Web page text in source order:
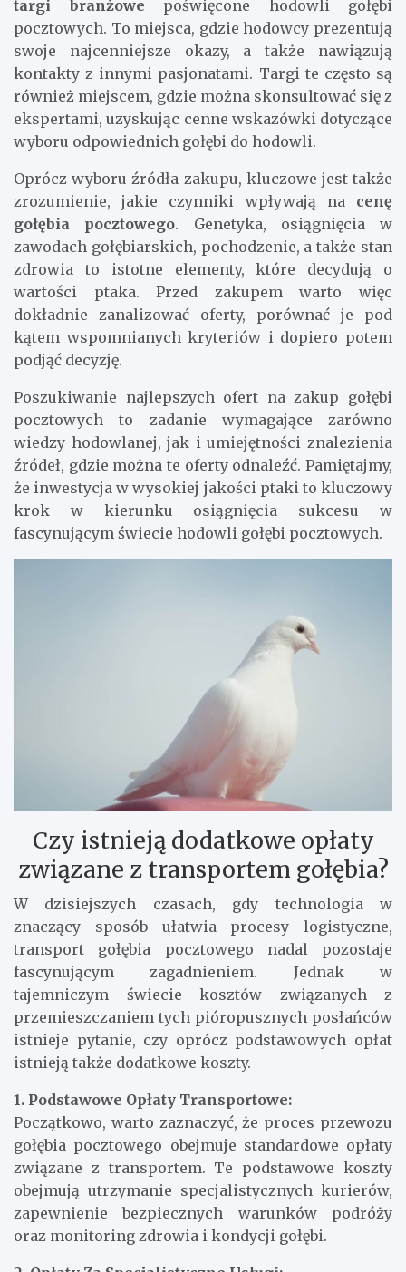
targi branżowe poświęcone hodowli gołębi
pocztowych. To miejsca, gdzie hodowcy prezentują
swoje najcenniejsze okazy, a także nawiązują
kontakty z innymi pasjonatami. Targi te często są
również miejscem, gdzie można skonsultować się z
ekspertami, uzyskując cenne wskazówki dotyczące
wyboru odpowiednich gołębi do hodowli.
Oprócz wyboru źródła zakupu, kluczowe jest także
zrozumienie, jakie czynniki wpływają na cenę
gołębia pocztowego. Genetyka, osiągnięcia w
zawodach gołębiarskich, pochodzenie, a także stan
zdrowia to istotne elementy, które decydują o
wartości ptaka. Przed zakupem warto więc
dokładnie zanalizować oferty, porównać je pod
kątem wspomnianych kryteriów i dopiero potem
podjąć decyzję.
Poszukiwanie najlepszych ofert na zakup gołębi
pocztowych to zadanie wymagające zarówno
wiedzy hodowlanej, jak i umiejętności znalezienia
źródeł, gdzie można te oferty odnaleźć. Pamiętajmy,
że inwestycja w wysokiej jakości ptaki to kluczowy
krok w kierunku osiągnięcia sukcesu w
fascynującym świecie hodowli gołębi pocztowych.
Czy istnieją dodatkowe opłaty
związane z transportem gołębia?
W dzisiejszych czasach, gdy technologia w
znaczący sposób ułatwia procesy logistyczne,
transport gołębia pocztowego nadal pozostaje
fascynującym zagadnieniem. Jednak w
tajemniczym świecie kosztów związanych z
przemieszczaniem tych pióropusznych posłańców
istnieje pytanie, czy oprócz podstawowych opłat
istnieją także dodatkowe koszty.
1. Podstawowe Opłaty Transportowe:
Początkowo, warto zaznaczyć, że proces przewozu
gołębia pocztowego obejmuje standardowe opłaty
związane z transportem. Te podstawowe koszty
obejmują utrzymanie specjalistycznych kurierów,
zapewnienie bezpiecznych warunków podróży
oraz monitoring zdrowia i kondycji gołębi.